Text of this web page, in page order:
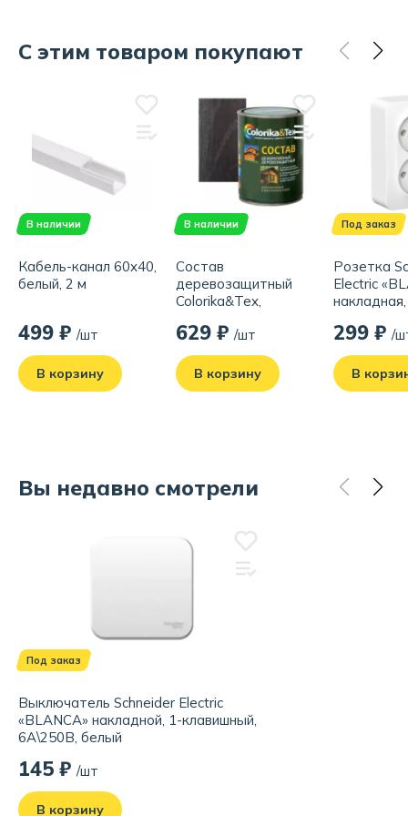
С этим товаром покупают
В наличии
Кабель-канал 60x40,
белый, 2 м
499 ₽ /шт
В корзину
В наличии
Состав
деревозащитный
Colorika&Tex,
629 ₽ /шт
В корзину
Под заказ
Розетка
Electric
16А\250В,
299 ₽ /
В
Вы недавно смотрели
Под заказ
Выключатель Schneider Electric
«BLANCA» накладной, 1-клавишный,
6А\250В, белый
145 ₽ /шт
В корзину